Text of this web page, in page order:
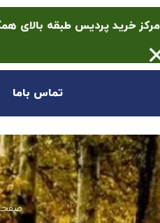
پردیس طبقه بالای همکف پلاک 14
تماس باما